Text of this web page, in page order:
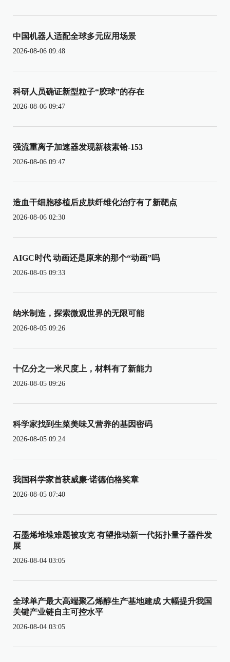
中国机器人适配全球多元应用场景
2026-08-06 09:48
科研人员确证新型粒子“胶球”的存在
2026-08-06 09:47
强流重离子加速器发现新核素铪-153
2026-08-06 09:47
造血干细胞移植后皮肤纤维化治疗有了新靶点
2026-08-06 02:30
AIGC时代 动画还是原来的那个“动画”吗
2026-08-05 09:33
纳米制造，探索微观世界的无限可能
2026-08-05 09:26
十亿分之一米尺度上，材料有了新能力
2026-08-05 09:26
科学家找到生菜美味又营养的基因密码
2026-08-05 09:24
我国科学家首获威廉·诺德伯格奖章
2026-08-05 07:40
石墨烯堆垛难题被攻克 有望推动新一代拓扑量子器件发
展
2026-08-04 03:05
全球单产最大高端聚乙烯醇生产基地建成 大幅提升我国
关键产业链自主可控水平
2026-08-04 03:05